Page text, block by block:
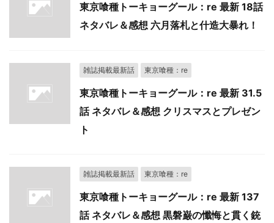
東京喰種トーキョーグール：re 最新 18話
ネタバレ＆感想 六月落札と什造大暴れ！
雑誌掲載最新話 東京喰種：re
東京喰種トーキョーグール：re 最新 31.5
話 ネタバレ＆感想 クリスマスとプレゼン
ト
雑誌掲載最新話 東京喰種：re
東京喰種トーキョーグール：re 最新 137
話 ネタバレ＆感想 黒磐巌の懺悔と貫く銃